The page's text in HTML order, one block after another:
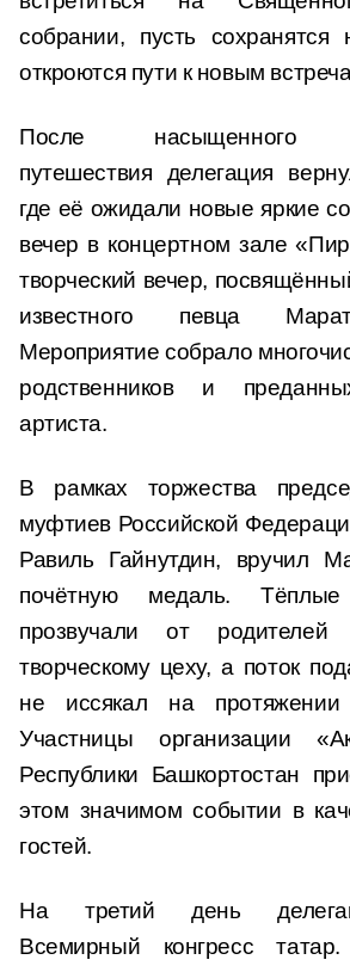
собрании, пусть
откроются пути к новым
После насыщенного
путешествия делегация
где её ожидали новые яркие
вечер в концертном зале
творческий вечер,
известного певца
Мероприятие собрало
родственников и
артиста.
В рамках торжества
муфтиев Российской
Равиль Гайнутдин, вручил
почётную медаль. Тёплые
прозвучали от
творческому цеху, а поток
не иссякал на протяжении
Участницы организации
Республики Башкортостан
этом значимом событии в
гостей.
На третий день
Всемирный конгресс